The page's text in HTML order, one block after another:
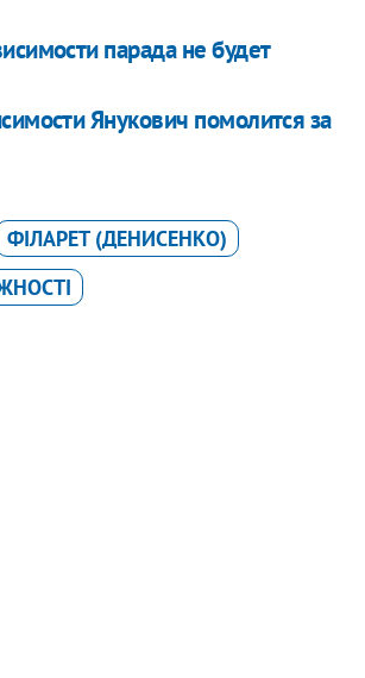
парада не будет
Янукович помолится за
ФІЛАРЕТ (ДЕНИСЕНКО)